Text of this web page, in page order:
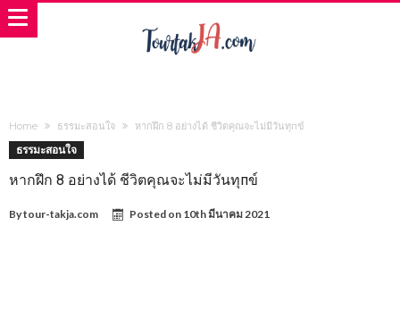
Home ธรรมะสอนใจ หากฝึก 8 อย่างได้ ชีวิตคุณจะไม่มีวันทุпข์
ธรรมะสอนใจ
หากฝึก 8 อย่างได้ ชีวิตคุณจะไม่มีวันทุпข์
Bytour-takja.com Posted on 10th มีนาคม 2021